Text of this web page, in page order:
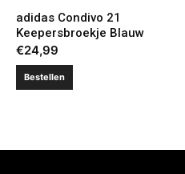
adidas Condivo 21
Keepersbroekje Blauw
€24,99
Bestellen